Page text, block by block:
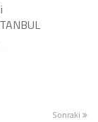
Sonraki